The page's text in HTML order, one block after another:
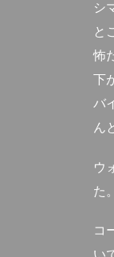
シ
と
怖
バ
ん
ウ
た
コ
い